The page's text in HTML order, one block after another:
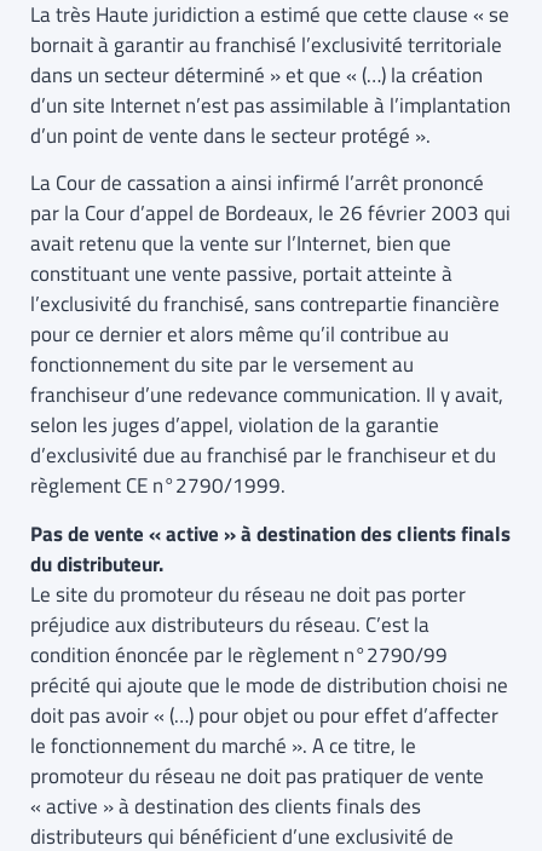
La très Haute juridiction a estimé que cette clause « se
bornait à garantir au franchisé l’exclusivité territoriale
dans un secteur déterminé » et que « (…) la création
d’un site Internet n’est pas assimilable à l’implantation
d’un point de vente dans le secteur protégé ».
La Cour de cassation a ainsi infirmé l’arrêt prononcé
par la Cour d’appel de Bordeaux, le 26 février 2003 qui
avait retenu que la vente sur l’Internet, bien que
constituant une vente passive, portait atteinte à
l’exclusivité du franchisé, sans contrepartie financière
pour ce dernier et alors même qu’il contribue au
fonctionnement du site par le versement au
franchiseur d’une redevance communication. Il y avait,
selon les juges d’appel, violation de la garantie
d’exclusivité due au franchisé par le franchiseur et du
règlement CE n°2790/1999.
Pas de vente « active » à destination des clients finals
du distributeur.
Le site du promoteur du réseau ne doit pas porter
préjudice aux distributeurs du réseau. C’est la
condition énoncée par le règlement n°2790/99
précité qui ajoute que le mode de distribution choisi ne
doit pas avoir « (…) pour objet ou pour effet d’affecter
le fonctionnement du marché ». A ce titre, le
promoteur du réseau ne doit pas pratiquer de vente
« active » à destination des clients finals des
distributeurs qui bénéficient d’une exclusivité de